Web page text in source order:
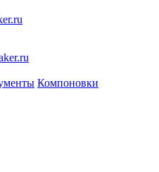
Компоновки